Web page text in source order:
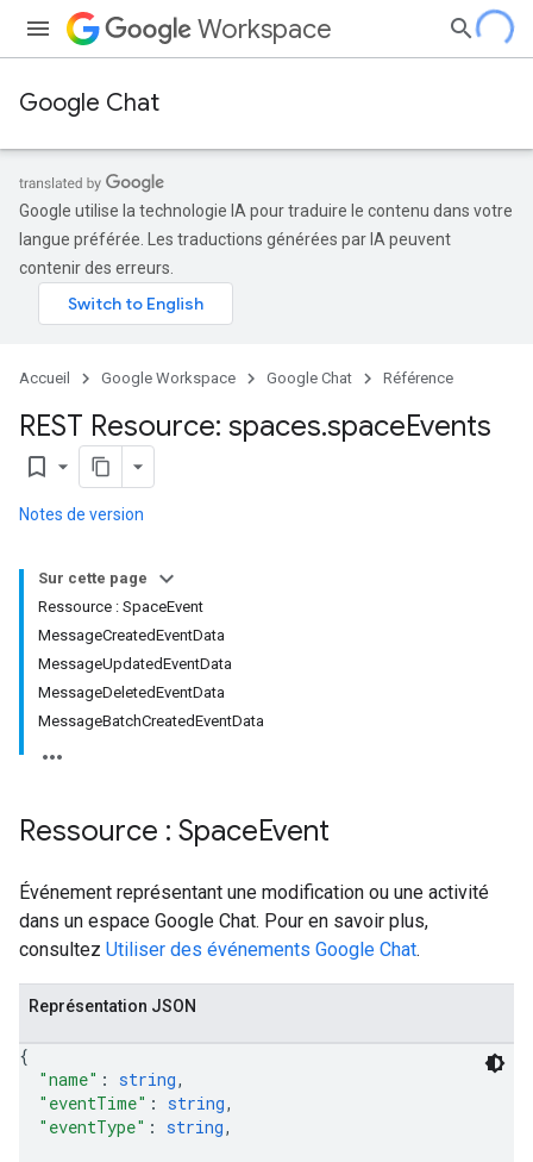
Workspace
Google Chat
Google utilise la technologie IA pour traduire le contenu dans votre
langue préférée. Les traductions générées par IA peuvent
contenir des erreurs.
Accueil Google Workspace Google Chat Référence
REST Resource: spaces.spaceEvents
bookmark_border
Notes de version
Sur cette page
Ressource : SpaceEvent
MessageCreatedEventData
MessageUpdatedEventData
MessageDeletedEventData
MessageBatchCreatedEventData
Ressource : SpaceEvent
Événement représentant une modification ou une activité
dans un espace Google Chat. Pour en savoir plus,
consultez Utiliser des événements Google Chat.
Représentation JSON
{
"name" : string,
"eventTime" : string,
"eventType" : string,